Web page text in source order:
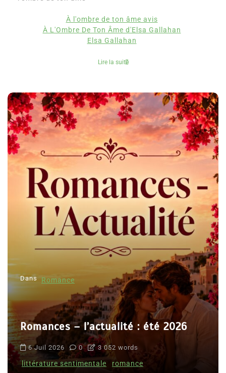
À l'ombre de ton âme avis
À L'Ombre De Ton Âme d'Elsa Gallahan
Elsa Gallahan
Lire la suite
Dans Romance
Romances – l’actualité : été 2026
6 Juil 2026 0 3 052 words
littérature sentimentale romance